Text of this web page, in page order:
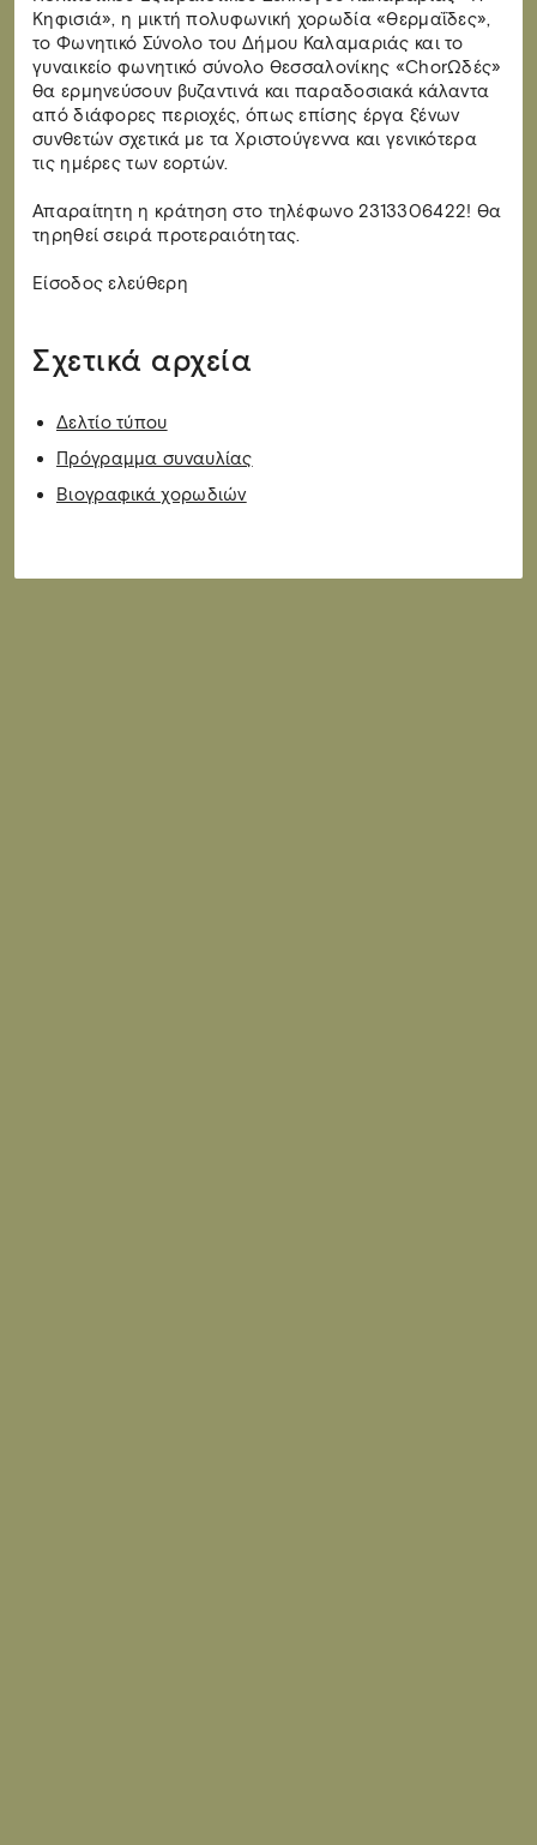
Κηφισιά», η μικτή πολυφωνική χορωδία «Θερμαΐδες»,
το Φωνητικό Σύνολο του Δήμου Καλαμαριάς και το
γυναικείο φωνητικό σύνολο Θεσσαλονίκης «ChorΩδές»
θα ερμηνεύσουν βυζαντινά και παραδοσιακά κάλαντα
από διάφορες περιοχές, όπως επίσης έργα ξένων
συνθετών σχετικά με τα Χριστούγεννα και γενικότερα
τις ημέρες των εορτών.
Απαραίτητη η κράτηση στο τηλέφωνο 2313306422! Θα
τηρηθεί σειρά προτεραιότητας.
Είσοδος ελεύθερη
Σχετικά αρχεία
Δελτίο τύπου
Πρόγραμμα συναυλίας
Βιογραφικά χορωδιών